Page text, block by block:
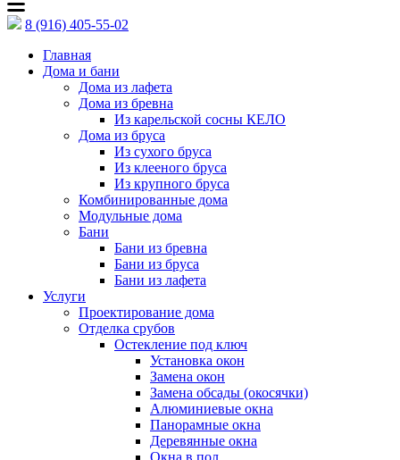
8 (916) 405-55-02
Главная
Дома и бани
Дома из лафета
Дома из бревна
Из карельской сосны КЕЛО
Дома из бруса
Из сухого бруса
Из клееного бруса
Из крупного бруса
Комбинированные дома
Модульные дома
Бани
Бани из бревна
Бани из бруса
Бани из лафета
Услуги
Проектирование дома
Отделка срубов
Остекление под ключ
Установка окон
Замена окон
Замена обсады (окосячки)
Алюминиевые окна
Панорамные окна
Деревянные окна
Окна в пол